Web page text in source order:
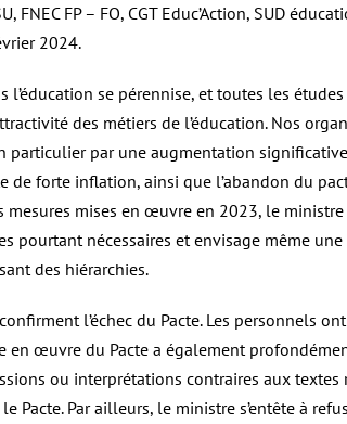
FNEC FP – FO, CGT Educ’Action, SUD
2024.
l’éducation se pérennise, et toutes les
des métiers de l’éducation. Nos
particulier par une augmentation
de forte inflation, ainsi que l’abandon du
mesures mises en œuvre en 2023, le
pourtant nécessaires et envisage même
des hiérarchies.
l’échec du Pacte. Les personnels
en œuvre du Pacte a également
ou interprétations contraires aux
Pacte. Par ailleurs, le ministre s’entête à